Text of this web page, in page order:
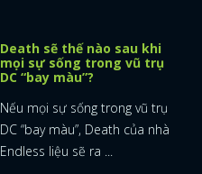
Death sẽ thế nào sau khi
mọi sự sống trong vũ trụ
DC “bay màu”?
Nếu mọi sự sống trong vũ trụ
DC “bay màu”, Death của nhà
Endless liệu sẽ ra ...